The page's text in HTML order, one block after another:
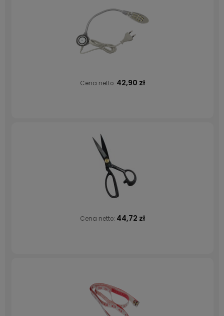
Cena netto: 42,90 zł
Cena netto: 44,72 zł